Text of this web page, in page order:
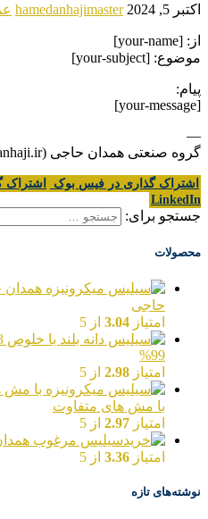
اکتبر 5, 2024 hamedanhajimaster
از: [your-name]
موضوع: [your-subject]
پیام:
[your-message]
—
گروه صنعتی همدان حاجی (https://www.hamedanhaji.ir)
اشتراک گذاری در فیس بوک اشتراک
LinkedIn
جستجو برای:
محصولات
حاجی
امتیاز 3.04 از 5
99%
امتیاز 2.98 از 5
با مش های متفاوت
امتیاز 2.97 از 5
امتیاز 3.36 از 5
نوشته‌های تازه